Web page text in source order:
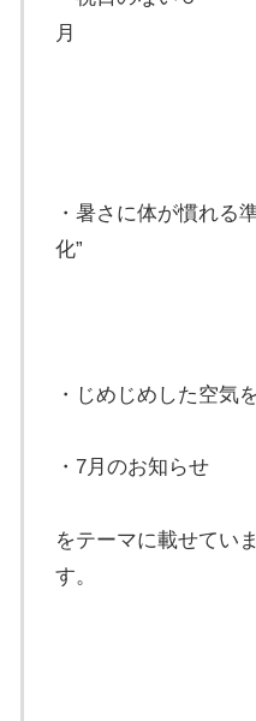
・暑さに体が慣れる
・じめじめした空気
・7月のお知らせ
をテーマに載せていま